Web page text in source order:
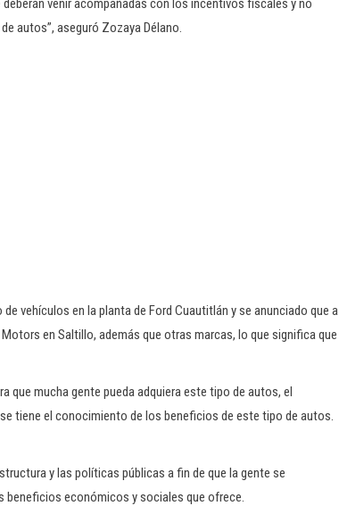
venir acompañadas con los incentivos fiscales y no
autos”, aseguró Zozaya Délano.
vehículos en la planta de Ford Cuautitlán y se anunciado que a
en Saltillo, además que otras marcas, lo que significa que
que mucha gente pueda adquiera este tipo de autos, el
tiene el conocimiento de los beneficios de este tipo de autos.
y las políticas públicas a fin de que la gente se
beneficios económicos y sociales que ofrece.